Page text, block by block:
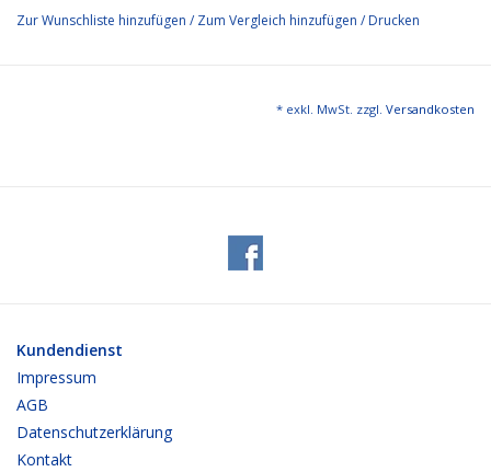
Zur Wunschliste hinzufügen / Zum Vergleich hinzufügen / Drucken
* exkl. MwSt. zzgl. Versandkosten
Kundendienst
Impressum
AGB
Datenschutzerklärung
Kontakt